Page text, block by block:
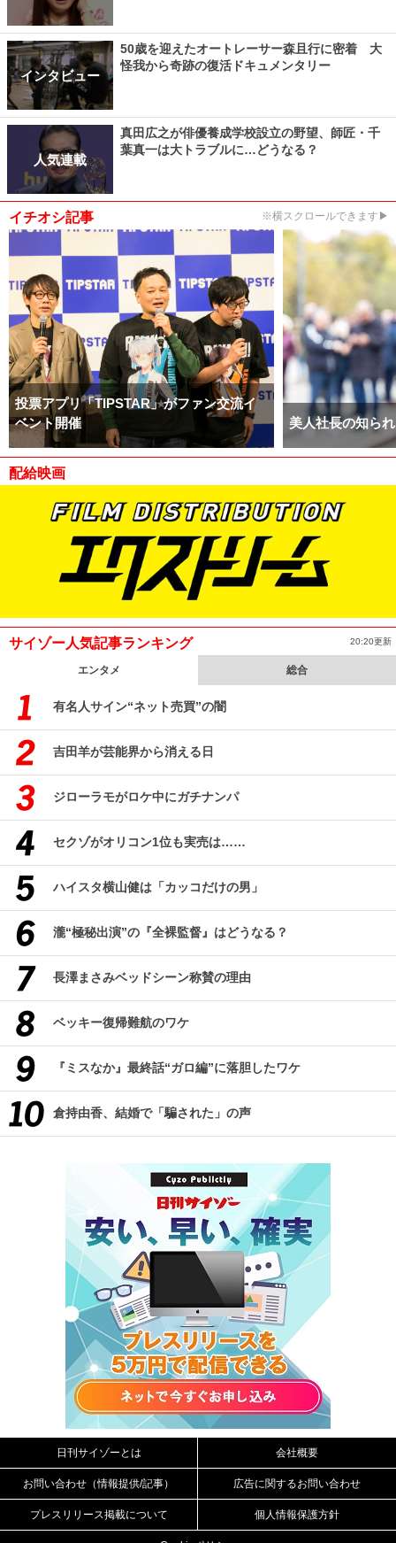
インタビュー
50歳を迎えたオートレーサー森且行に密着 大
怪我から奇跡の復活ドキュメンタリー
人気連載
真田広之が俳優養成学校設立の野望、師匠・千
葉真一は大トラブルに…どうなる？
イチオシ記事 ※横スクロールできます▶
投票アプリ「TIPSTAR」がファン交流イ
ベント開催
美人社長の知ら
配給映画
サイゾー人気記事ランキング 20:20更新
エンタメ 総合
有名人サイン“ネット売買”の闇
吉田羊が芸能界から消える日
ジローラモがロケ中にガチナンパ
セクゾがオリコン1位も実売は……
ハイスタ横山健は「カッコだけの男」
瀧“極秘出演”の『全裸監督』はどうなる？
長澤まさみベッドシーン称賛の理由
ベッキー復帰難航のワケ
『ミスなか』最終話“ガロ編”に落胆したワケ
倉持由香、結婚で「騙された」の声
日刊サイゾーとは 会社概要
お問い合わせ（情報提供/記事） 広告に関するお問い合わせ
プレスリリース掲載について 個人情報保護方針